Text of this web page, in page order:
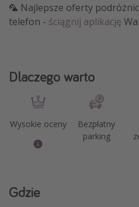
🦜 Najlepsze oferty
telefon - ściągnij aplikację
Dlaczego warto
Wysokie oceny
Bezpłatny
parking
Gdzie